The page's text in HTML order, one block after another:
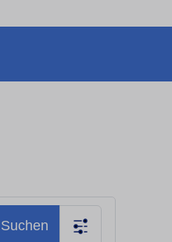
Suchen